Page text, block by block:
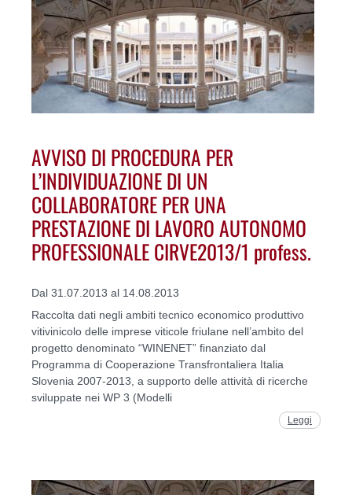
AVVISO DI PROCEDURA PER
L’INDIVIDUAZIONE DI UN
COLLABORATORE PER UNA
PRESTAZIONE DI LAVORO AUTONOMO
PROFESSIONALE CIRVE2013/1 profess.
Dal 31.07.2013 al 14.08.2013
Raccolta dati negli ambiti tecnico economico produttivo
vitivinicolo delle imprese viticole friulane nell’ambito del
progetto denominato “WINENET” finanziato dal
Programma di Cooperazione Transfrontaliera Italia
Slovenia 2007-2013, a supporto delle attività di ricerche
sviluppate nei WP 3 (Modelli
Leggi